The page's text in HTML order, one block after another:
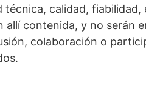
técnica, calidad,
allí contenida, y no serán
colaboración o